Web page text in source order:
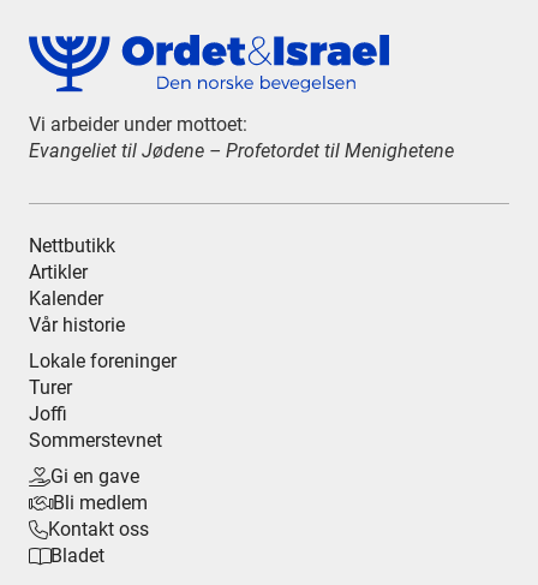
Vi arbeider under mottoet:
Evangeliet til Jødene – Profetordet til Menighetene
Nettbutikk
Artikler
Kalender
Vår historie
Lokale foreninger
Turer
Joffi
Sommerstevnet
Gi en gave
Bli medlem
Kontakt oss
Bladet